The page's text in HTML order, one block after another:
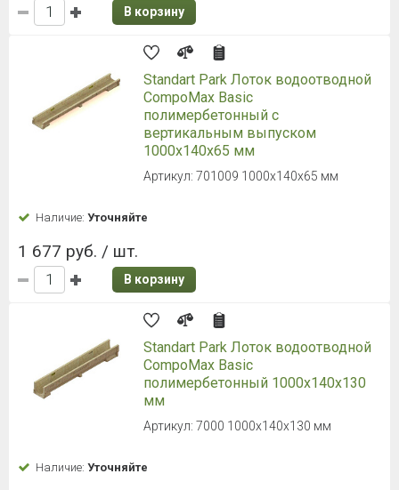
В корзину
Standart Park Лоток водоотводной
CompoMax Basic
полимербетонный с
вертикальным выпуском
1000х140х65 мм
Артикул: 701009 1000х140х65 мм
Наличие: Уточняйте
1 677 руб. / шт.
В корзину
Standart Park Лоток водоотводной
CompoMax Basic
полимербетонный 1000х140х130
мм
Артикул: 7000 1000х140х130 мм
Наличие: Уточняйте